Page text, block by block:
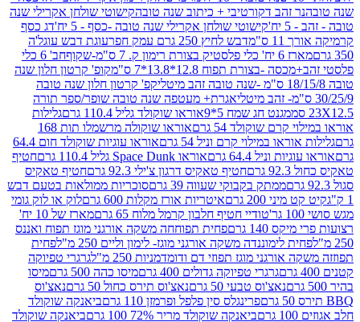
זהב דקורטיבי + כיתוב שנה טובהקישוטי שולחן אקרילי שנה
קישוטי שולחן אקרילי שנה טובה -כסף - 5 יח'
דג כסף
ס"מ
דבש לחיץ 250 גרם עמק חפר
עוגת דבש עוגל'ה
בצורת רימון ק. 7 ס"מ-שקוף
חב' 6 כלי
-בצורת תפוח 12.8*13.8*7 ס"מ
קופ' קרטון חלון שנה
קפ' קרטון חלון שנה טובה
אגרת+ מעטפה שנה טובה שופר/ספר תורה
מגנט חג שמח 5*9
אוראו שוקולד גליל 110.4 גרם
גלילות
קרם שוקולד 54 גרם
אוראו שוקולה מרשמלו תות 168
במילוי קרם וניל 54 גרם
אוראו עוגיות שוקולד חום 64.4
וניל 64.4 גרם
אוראו Space Dunk גליל 110.4 גרם
חטיף
חטיף טאקיס דרגון צ'ילי 92.3 גרם
חטיף טאקיס
ממתק בקבוקי שעווה 39 גרם
סוכריות ממולאות בטעם דבש
200 גרם
איטריות אורז מקלות 600 גרם
לוק או לוק גומי
טודיי חטיף חלבון קרמל מלוח 65 גרם
מארז של 10 יח'
140 גרם
פחית תפוחחה משקה אורגני מוגז תפוח ואננס
לימוננדה משקה אורגני מוגז- לימון וליים 250 מ"ל
פחית
מוגז תפוזי דם ודומדמניות 250 מ"ל
גרגרי טפיוקה
גרגרי טפיוקה גדולים 400 גרם
מיסו כהה 500 גרם
מיסו
נאצ'וס טבעי 50 גרם
נאצ'וס תירס כחול 50 גרם
נאצ'וס
פרינגלס סין פלפל ופרמזן 110 גרם
ביאנקה שוקולד
ביאנקה שוקולד מריר 72% 100 גרם ביאנקה שוקולד